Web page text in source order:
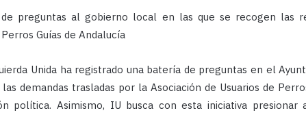
preguntas al gobierno local en las que se recogen las
Guías de Andalucía
Unida ha registrado una batería de preguntas en el
demandas trasladas por la Asociación de Usuarios de
política. Asimismo, IU busca con esta iniciativa presionar